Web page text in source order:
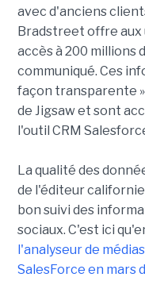
avec d'anciens
Bradstreet offre aux
accès à 200 millions
communiqué. Ces
façon transparente
de Jigsaw et sont
l'outil CRM
La qualité des
de l'éditeur
bon suivi des
sociaux. C'est ici
l'analyseur de
SalesForce en mars